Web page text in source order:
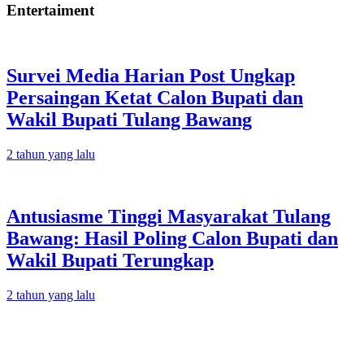
Entertaiment
Survei Media Harian Post Ungkap
Persaingan Ketat Calon Bupati dan
Wakil Bupati Tulang Bawang
2 tahun yang lalu
Antusiasme Tinggi Masyarakat Tulang
Bawang: Hasil Poling Calon Bupati dan
Wakil Bupati Terungkap
2 tahun yang lalu